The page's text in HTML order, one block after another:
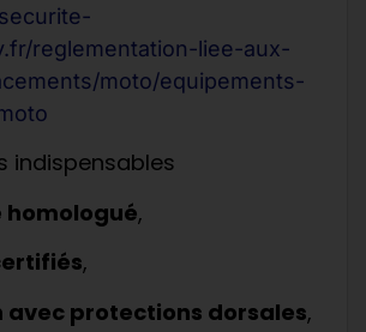
reglementation-liee-aux-
moto/equipements-
indispensables
homologué,
,
avec protections dorsales,